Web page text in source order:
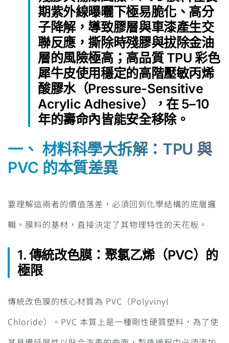
期紫外線曝曬下極易脆化、高分
子降解，導致膠層與車漆產生交
聯反應，撕除時殘膠與拔除金油
層的風險極高；高品質 TPU 彩色
犀牛皮使用穩定的高階壓敏丙烯
酸膠水（Pressure-Sensitive
Acrylic Adhesive），在 5–10
年的壽命內皆能安全移除。
一、 材料科學大拆解：TPU 與
PVC 的本質差異
要理解這兩者的價值落差，必須回到化學結構的底層邏
輯。膜料的基材，直接決定了其物理特性的天花板。
1. 傳統改色膜：聚氯乙烯（PVC）的
極限
傳統改色膜的核心材質為 PVC（Polyvinyl
Chloride）。PVC 本質上是一種剛性硬質塑料，為了使